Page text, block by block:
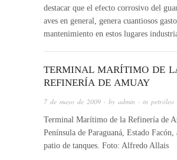
destacar que el efecto corrosivo del
aves en general, genera cuantiosos
mantenimiento en estos lugares
TERMINAL MARÍTIMO DE
REFINERÍA DE AMUAY
7 de mayo de 2009 · by admin · in petróleo
Terminal Marítimo de la Refinería de
Península de Paraguaná, Estado
patio de tanques. Foto: Alfredo Allais